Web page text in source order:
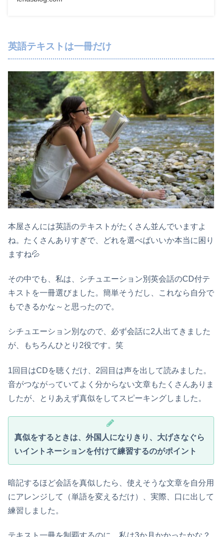
英語テキストは一冊だけ
本屋さんには英語のテキストがたくさん並んでいますよ
ね。たくさんありすぎで、どれを選べばいいか本当に困り
ますね💦
その中でも、私は、シチュエーション別英会話のCD付テ
キストを一冊選びました。簡単そうだし、これなら自分で
もできるかな～と思ったので。
シチュエーション別なので、必ず会話に2人出てきました
が、もちろんひとり2役です。笑
1回目はCDを聴くだけ、2回目は声を出して読みました。
音がつながっていてよく分からない文章もたくさんありま
したが、とりあえず真似をしてスピーキングしました。
真似をするときは、外国人になりきり、大げさなぐら
いイントネーションを付けて練習するのがポイント
暗記するほど会話を真似したら、使えそうな文章を自分用
にアレンジして（単語を変えるだけ）、実際、口に出して
練習しました。
テキスト一冊を制覇するのに、私は3か月かかったかな？